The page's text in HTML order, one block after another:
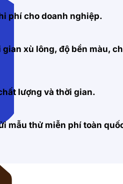
phí cho doanh nghiệp.
xù lông, độ bền màu,
lượng và thời gian.
mẫu thử miễn phí toàn